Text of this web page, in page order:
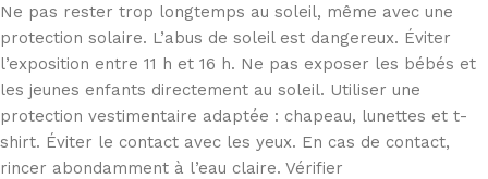
Ne pas rester trop longtemps au soleil, même avec une
protection solaire. L’abus de soleil est dangereux. Éviter
l’exposition entre 11 h et 16 h. Ne pas exposer les bébés et
les jeunes enfants directement au soleil. Utiliser une
protection vestimentaire adaptée : chapeau, lunettes et t-
shirt. Éviter le contact avec les yeux. En cas de contact,
rincer abondamment à l’eau claire. Vérifier